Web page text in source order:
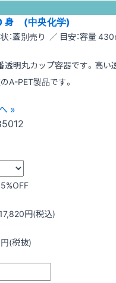
身 (中央化学)
蓋別売り ／ 目安：容量
透明丸カップ容器です。高い
A-PET製品です。
»
%OFF
円(税込)
円(税抜)